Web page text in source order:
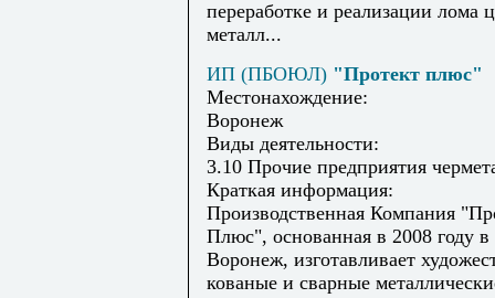
переработке и реализации лома
металл...
ИП (ПБОЮЛ) "Протект плюс"
Местонахождение:
Воронеж
Виды деятельности:
3.10 Прочие предприятия
Краткая информация:
Производственная Компания
Плюс", основанная в 2008 году в
Воронеж, изготавливает
кованые и сварные